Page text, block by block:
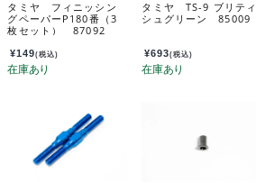
タミヤ フィニッシン
グペーパーP180番（3
枚セット） 87092
¥149(税込)
タミヤ TS-9 ブリティ
シュグリーン 85009
¥693(税込)